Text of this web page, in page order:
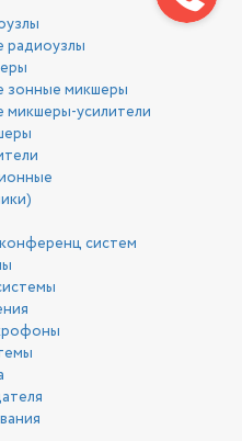
радиоузлы
зонные микшеры
микшеры-усилители
систем